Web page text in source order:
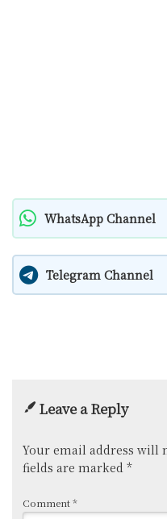
WhatsApp Channel
Telegram Channel
Leave a Reply
Your email address will
fields are marked *
Comment*